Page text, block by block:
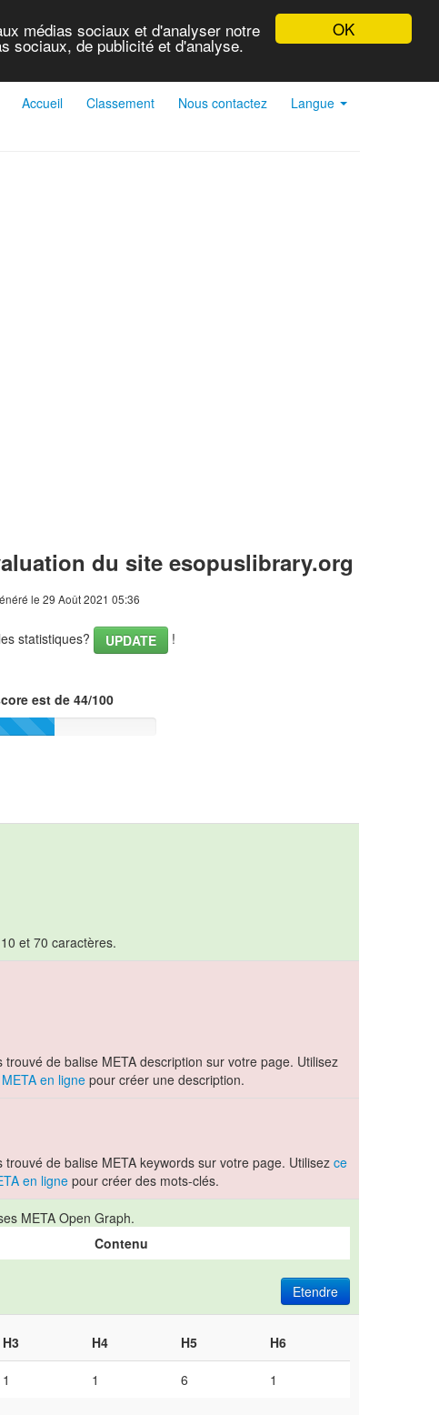
OK
médias sociaux et d'analyser notre
sociaux, de publicité et d'analyse.
Accueil Classement Nous contactez Langue
du site esopuslibrary.org
le 29 Août 2021 05:36
statistiques? UPDATE !
est de 44/100
et 70 caractères.
de balise META description sur votre page. Utilisez
en ligne pour créer une description.
de balise META keywords sur votre page. Utilisez ce
en ligne pour créer des mots-clés.
META Open Graph.
Contenu
Etendre
H3 H4 H5 H6
1 1 6 1